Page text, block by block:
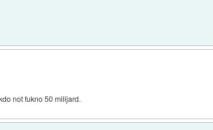
not fukno 50 milijard.